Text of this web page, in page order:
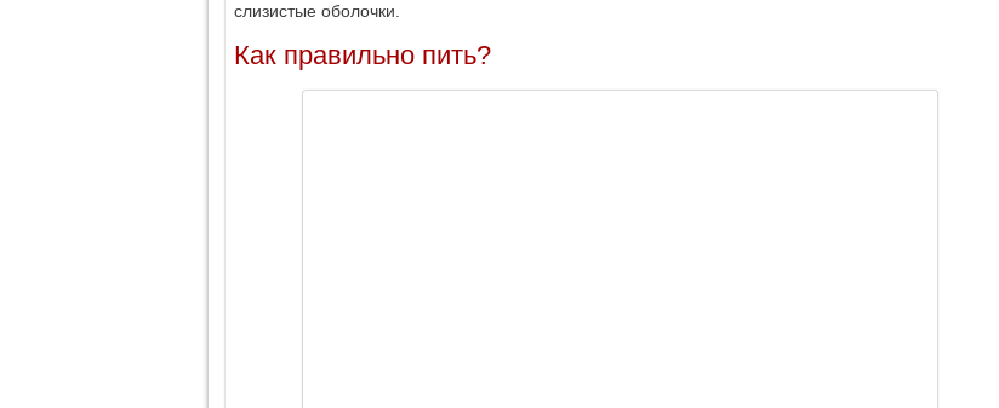
слизистые оболочки.
Как правильно пить?